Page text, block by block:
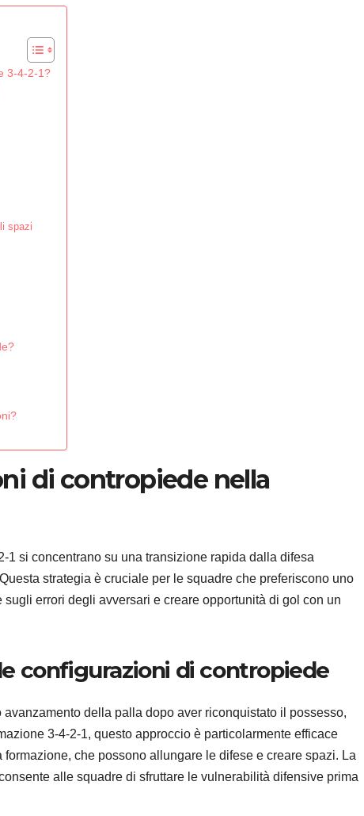
3-4-2-1?
spazi
di contropiede nella
1 si concentrano su una transizione rapida dalla difesa
strategia è cruciale per le squadre che preferiscono uno
errori degli avversari e creare opportunità di gol con un
configurazioni di contropiede
della palla dopo aver riconquistato il possesso,
3-4-2-1, questo approccio è particolarmente efficace
che possono allungare le difese e creare spazi. La
alle squadre di sfruttare le vulnerabilità difensive prima